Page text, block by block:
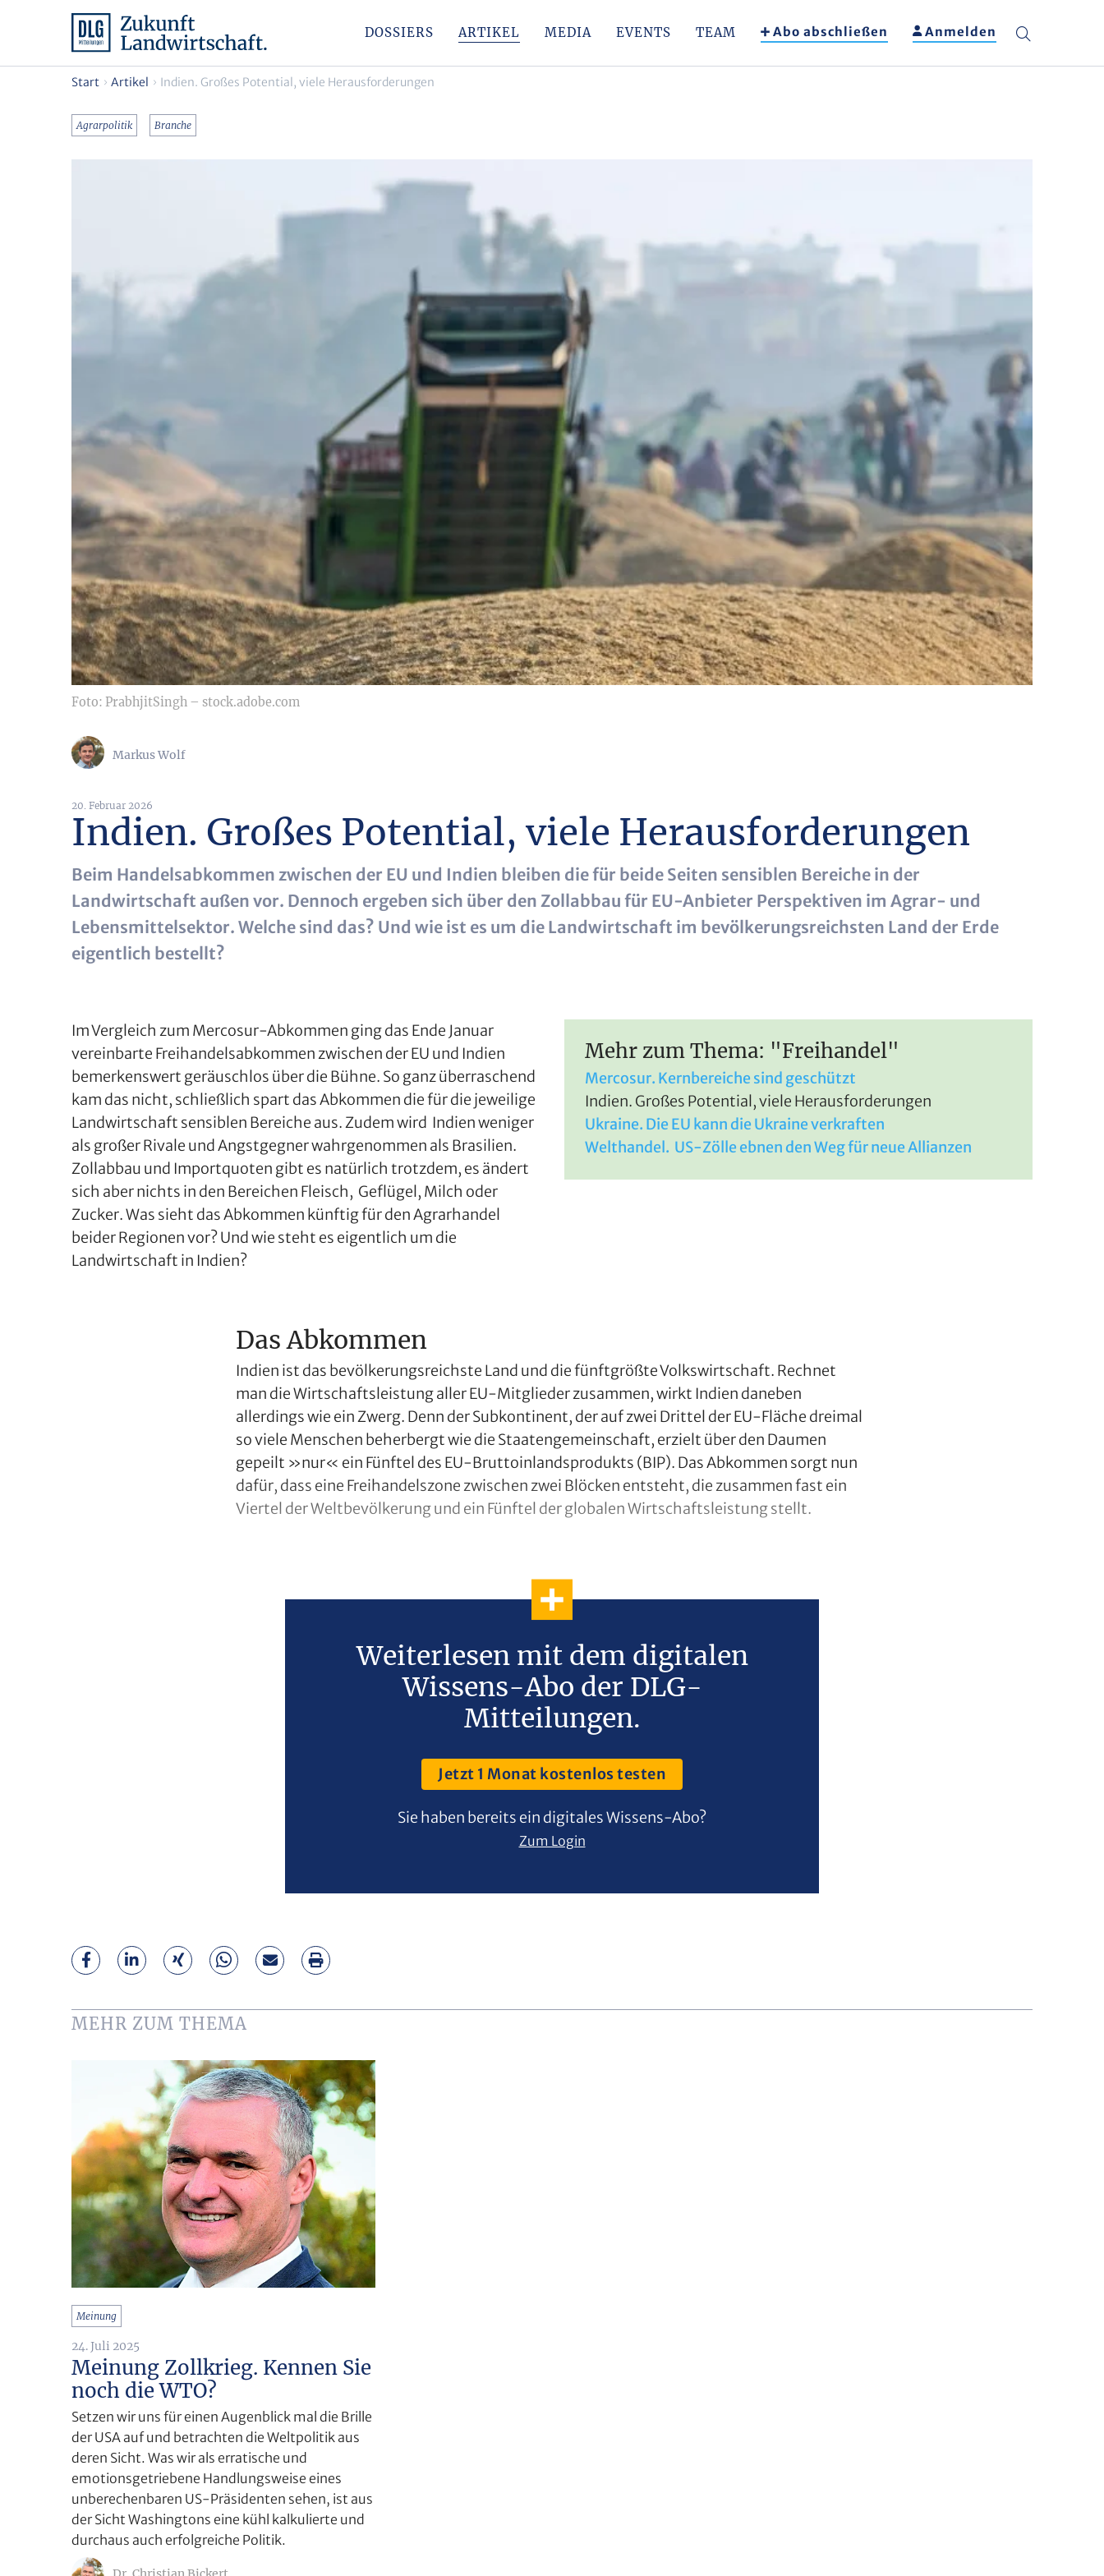
DOSSIERS ARTIKEL MEDIA EVENTS TEAM Abo abschließen Anmelden
Start Artikel Indien. Großes Potential, viele Herausforderungen
Agrarpolitik Branche
Foto: PrabhjitSingh – stock.adobe.com
Markus Wolf
20. Februar 2026
Indien. Großes Potential, viele Herausforderungen
Beim Handelsabkommen zwischen der EU und Indien bleiben die für beide Seiten sensiblen Bereiche in der
Landwirtschaft außen vor. Dennoch ergeben sich über den Zollabbau für EU-Anbieter Perspektiven im Agrar- und
Lebensmittelsektor. Welche sind das? Und wie ist es um die Landwirtschaft im bevölkerungsreichsten Land der Erde
eigentlich bestellt?
Im Vergleich zum Mercosur-Abkommen ging das Ende Januar
vereinbarte Freihandelsabkommen zwischen der EU und Indien
bemerkenswert geräuschlos über die Bühne. So ganz überraschend
kam das nicht, schließlich spart das Abkommen die für die jeweilige
Landwirtschaft sensiblen Bereiche aus. Zudem wird Indien weniger
als großer Rivale und Angstgegner wahrgenommen als Brasilien.
Zollabbau und Importquoten gibt es natürlich trotzdem, es ändert
sich aber nichts in den Bereichen Fleisch, Geflügel, Milch oder
Zucker. Was sieht das Abkommen künftig für den Agrarhandel
beider Regionen vor? Und wie steht es eigentlich um die
Landwirtschaft in Indien?
Mehr zum Thema: "Freihandel"
Mercosur. Kernbereiche sind geschützt
Indien. Großes Potential, viele Herausforderungen
Ukraine. Die EU kann die Ukraine verkraften
Welthandel. US-Zölle ebnen den Weg für neue Allianzen
Das Abkommen
Indien ist das bevölkerungsreichste Land und die fünftgrößte Volkswirtschaft. Rechnet
man die Wirtschaftsleistung aller EU-Mitglieder zusammen, wirkt Indien daneben
allerdings wie ein Zwerg. Denn der Subkontinent, der auf zwei Drittel der EU-Fläche dreimal
so viele Menschen beherbergt wie die Staatengemeinschaft, erzielt über den Daumen
gepeilt »nur« ein Fünftel des EU-Bruttoinlandsprodukts (BIP). Das Abkommen sorgt nun
dafür, dass eine Freihandelszone zwischen zwei Blöcken entsteht, die zusammen fast ein
Viertel der Weltbevölkerung und ein Fünftel der globalen Wirtschaftsleistung stellt.
Weiterlesen mit dem digitalen
Wissens-Abo der DLG-
Mitteilungen.
Jetzt 1 Monat kostenlos testen
Sie haben bereits ein digitales Wissens-Abo?
Zum Login
MEHR ZUM THEMA
Meinung
24. Juli 2025
Meinung Zollkrieg. Kennen Sie
noch die WTO?
Setzen wir uns für einen Augenblick mal die Brille
der USA auf und betrachten die Weltpolitik aus
deren Sicht. Was wir als erratische und
emotionsgetriebene Handlungsweise eines
unberechenbaren US-Präsidenten sehen, ist aus
der Sicht Washingtons eine kühl kalkulierte und
durchaus auch erfolgreiche Politik.